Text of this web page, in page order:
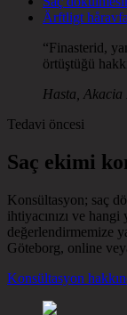
Ärftligt
“Finasterid,
örtüştüğü
Hasta, Akacia
Tedavi öncesi
Saç ekimi
Konsültasyon; saç
ihtiyacınızı ve
değerlendirmemize
Göteborg, online
Konsültasyon